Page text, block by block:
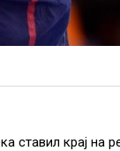
ставил крај на